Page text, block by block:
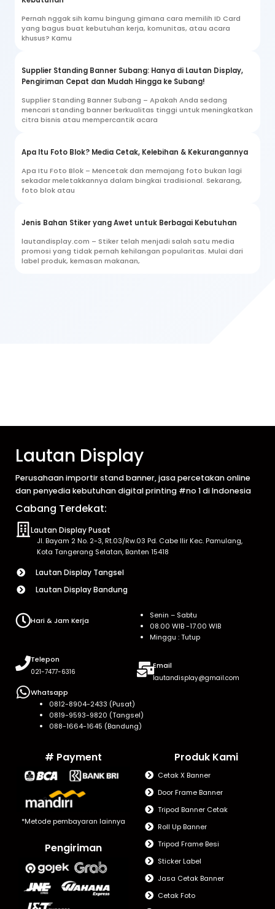
Pernah nggak sih kamu bingung gimana cara memilih ID Card
yang bagus buat kebutuhan kerja, komunitas, atau acara
khusus? Kamu
Supplier Standing Banner Subang: Hanya di Lautan Display,
Pengiriman Cepat dan Mudah Hingga ke Subang!
Supplier Standing Banner Subang – Apakah Anda sedang
mencari standing banner berkualitas tinggi untuk meningkatkan
citra bisnis atau mempercantik acara
Apa Itu Foto Blok? Media Cetak, Kelebihan & Kekurangannya
Apa Itu Foto Blok – Mencetak dan memajang foto bukan lagi
sekadar meletakkannya dalam bingkai tradisional. Sekarang,
foto blok atau
Jenis Bahan Stiker yang Awet untuk Berbagai Kebutuhan
lautandisplay.com – Stiker telah menjadi salah satu media
promosi yang tidak pernah kehilangan popularitas. Mulai dari
label produk, kemasan makanan,
Lautan Display
Perusahaan importir stand banner, jasa percetakan online
dan penyedia kebutuhan digital printing #no 1 di Indonesia
Cabang Terdekat:
Lautan Display Pusat
Jl. Bayam 2 No. 2-3, Rt.03/Rw.03 Pd. Cabe Ilir Kec. Pamulang,
Kota Tangerang Selatan, Banten 15418
Lautan Display Tangsel
Lautan Display Bandung
Hari & Jam Kerja
Senin – Sabtu
08.00 WIB -17.00 WIB
Minggu : Tutup
Telepon
021-7477-6316
Email
lautandisplay@gmail.com
Whatsapp
0812-8904-2433 (Pusat)
0819-9593-9820 (Tangsel)
088-1664-1645 (Bandung)
# Payment
*Metode pembayaran lainnya
Pengiriman
Produk Kami
Cetak X Banner
Door Frame Banner
Tripod Banner Cetak
Roll Up Banner
Tripod Frame Besi
Sticker Label
Jasa Cetak Banner
Cetak Foto